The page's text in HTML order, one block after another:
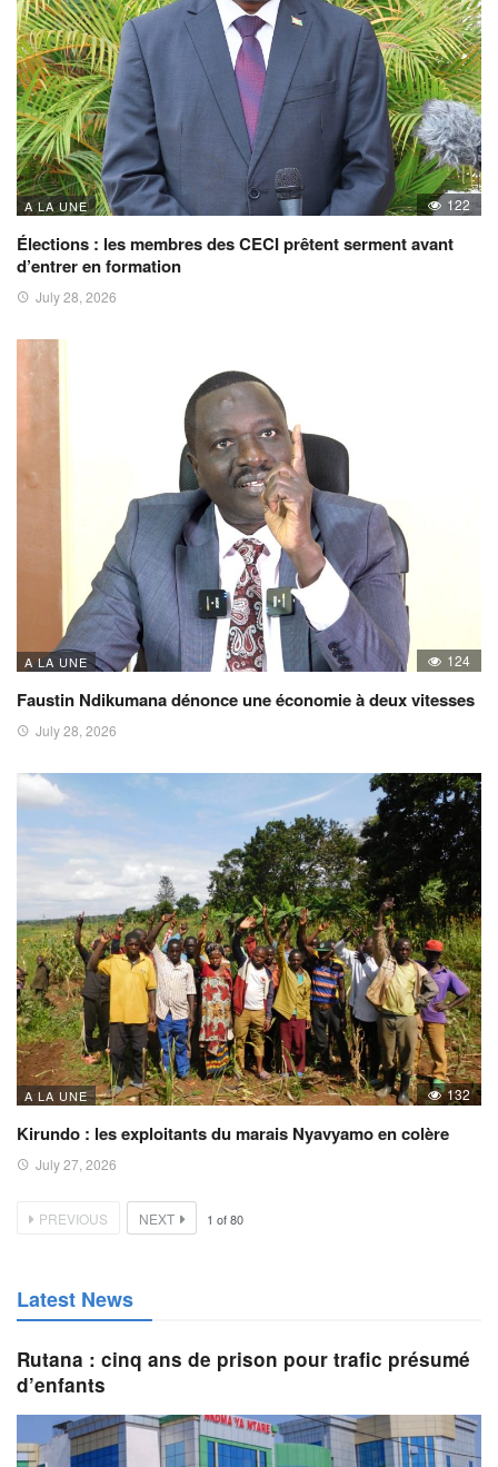
A LA UNE 122
Élections : les membres des CECI prêtent serment avant
d’entrer en formation
July 28, 2026
A LA UNE 124
Faustin Ndikumana dénonce une économie à deux vitesses
July 28, 2026
A LA UNE 132
Kirundo : les exploitants du marais Nyavyamo en colère
July 27, 2026
PREVIOUS NEXT 1 of80
Latest News
Rutana : cinq ans de prison pour trafic présumé
d’enfants